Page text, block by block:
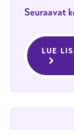
Seuraavat
JATKUVA
LUE